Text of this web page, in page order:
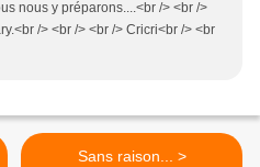
nous y préparons....<br /> <br />
/> <br /> <br /> Cricri<br /> <br
Sans raison... >